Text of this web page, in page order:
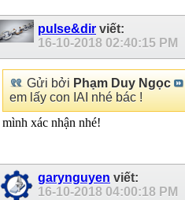
pulse&dir viết:
16-10-2018 02:40:15 PM
Gửi bởi Phạm Duy Ngọc
em lấy con IAI nhé bác !
mình xác nhận nhé!
garynguyen viết:
16-10-2018 04:00:18 PM